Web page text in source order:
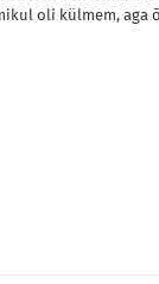
oli külmem, aga